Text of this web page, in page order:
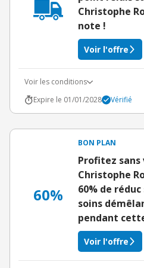
Christophe
note !
Voir l'offre
Voir les conditions
Expire le 01/01/2028
Vérifié
60%
BON PLAN
Profitez sans
Christophe
60% de
soins
pendant
Voir l'offre